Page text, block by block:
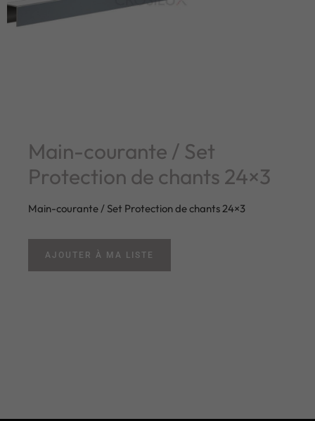
Main-courante / Set
Protection de chants 24×3
Main-courante / Set Protection de chants 24×3
AJOUTER À MA LISTE